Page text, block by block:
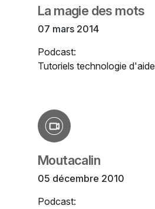
La magie des mots
07 mars 2014
Podcast:
Tutoriels technologie d'aide
Moutacalin
05 décembre 2010
Podcast: